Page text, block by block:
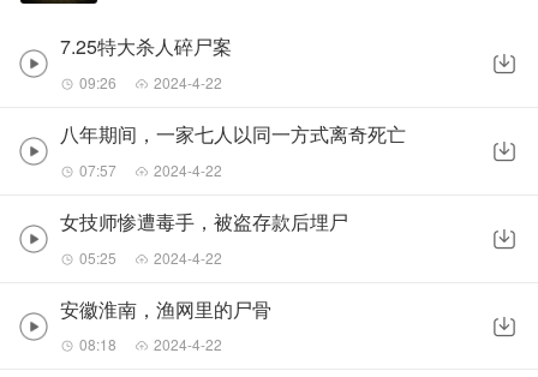
7.25特大杀人碎尸案
09:26 2024-4-22
八年期间，一家七人以同一方式离奇死亡
07:57 2024-4-22
女技师惨遭毒手，被盗存款后埋尸
05:25 2024-4-22
安徽淮南，渔网里的尸骨
08:18 2024-4-22